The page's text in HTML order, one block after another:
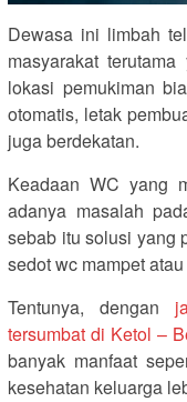
Dewasa ini limbah
masyarakat
lokasi pemukiman
otomatis, letak
juga berdekatan.
Keadaan WC yang
adanya masalah
sebab itu solusi yang
sedot wc mampet
Tentunya, dengan
tersumbat di Ketol –
banyak manfaat
kesehatan keluarga